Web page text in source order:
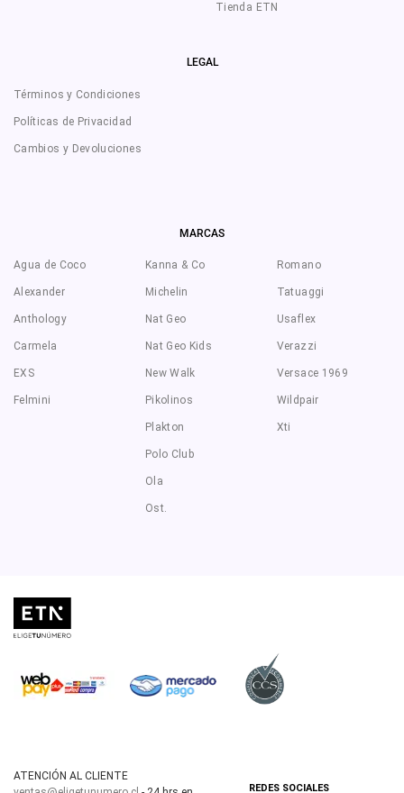
Tienda ETN
LEGAL
Términos y Condiciones
Políticas de Privacidad
Cambios y Devoluciones
MARCAS
Agua de Coco
Alexander
Anthology
Carmela
EXS
Felmini
Kanna & Co
Michelin
Nat Geo
Nat Geo Kids
New Walk
Pikolinos
Plakton
Polo Club
Ola
Ost.
Romano
Tatuaggi
Usaflex
Verazzi
Versace 1969
Wildpair
Xti
ATENCIÓN AL CLIENTE
REDES SOCIALES